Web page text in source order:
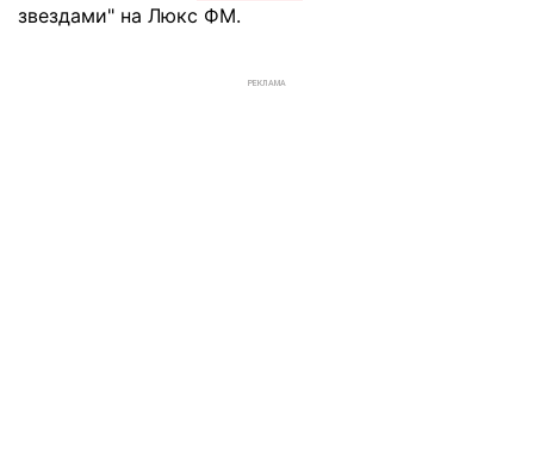
звездами" на Люкс ФМ.
РЕКЛАМА